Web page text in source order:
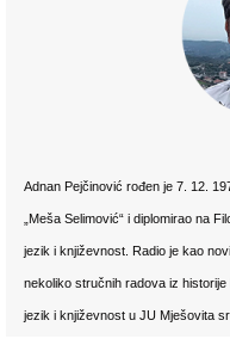
Adnan Pejčinović rođen je 7. 12.
„Meša Selimović“ i diplomirao na
jezik i književnost. Radio je kao
nekoliko stručnih radova iz
jezik i književnost u JU Mješovita